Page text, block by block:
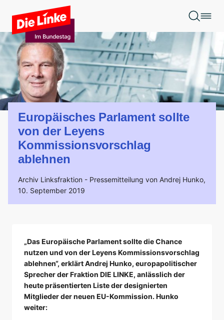
Zum Hauptinhalt springen
Europäisches Parlament sollte
von der Leyens
Kommissionsvorschlag
ablehnen
Archiv Linksfraktion - Pressemitteilung von Andrej Hunko,
10. September 2019
„Das Europäische Parlament sollte die Chance
nutzen und von der Leyens Kommissionsvorschlag
ablehnen“, erklärt Andrej Hunko, europapolitischer
Sprecher der Fraktion DIE LINKE, anlässlich der
heute präsentierten Liste der designierten
Mitglieder der neuen EU-Kommission. Hunko
weiter: